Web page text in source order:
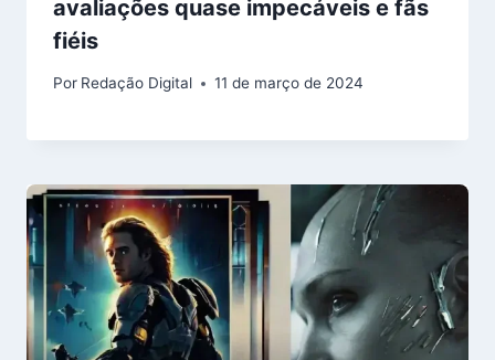
avaliações quase impecáveis e fãs
fiéis
Por Redação Digital 11 de março de 2024